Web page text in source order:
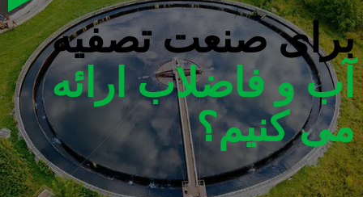
برای صنعت تصفیه
آب و فاضلاب ارائه
می کنیم؟